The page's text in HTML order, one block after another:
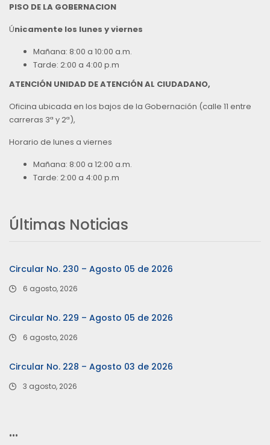
PISO DE LA GOBERNACION
Únicamente los lunes y viernes
Mañana: 8:00 a 10:00 a.m.
Tarde: 2:00 a 4:00 p.m
ATENCIÓN UNIDAD DE ATENCIÓN AL CIUDADANO,
Oficina ubicada en los bajos de la Gobernación (calle 11 entre
carreras 3ª y 2ª),
Horario de lunes a viernes
Mañana: 8:00 a 12:00 a.m.
Tarde: 2:00 a 4:00 p.m
Últimas Noticias
Circular No. 230 – Agosto 05 de 2026
6 agosto, 2026
Circular No. 229 – Agosto 05 de 2026
6 agosto, 2026
Circular No. 228 – Agosto 03 de 2026
3 agosto, 2026
…